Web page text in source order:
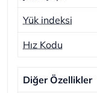
Yük indeksi
Hız Kodu
Diğer Özellikler